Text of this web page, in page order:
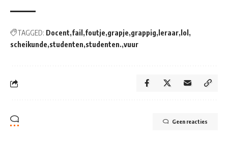
TAGGED: Docent fail foutje grapje grappig leraar lol
scheikunde studenten studenten. vuur
Geen reacties